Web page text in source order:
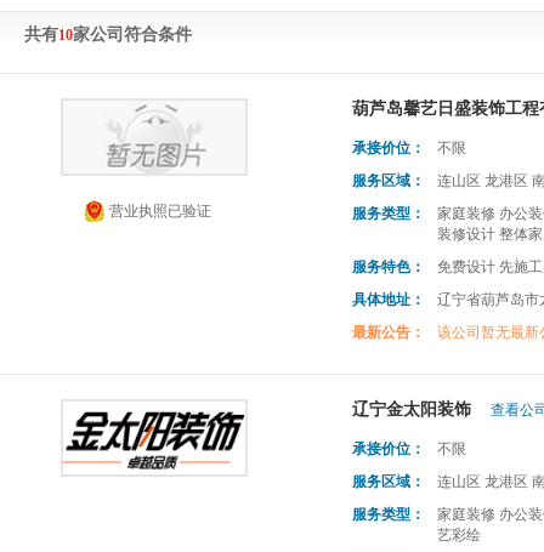
共有10家公司符合条件
营业执照已验证
葫芦岛馨艺日盛装饰工程
承接价位：
不限
服务区域：
连山区 龙港区
服务类型：
家庭装修 办公
装修设计 整体
服务特色：
免费设计 先施
具体地址：
辽宁省葫芦岛市
最新公告：
该公司暂无最新
辽宁金太阳装饰 查看公
承接价位：
不限
服务区域：
连山区 龙港区
服务类型：
家庭装修 办公
艺彩绘